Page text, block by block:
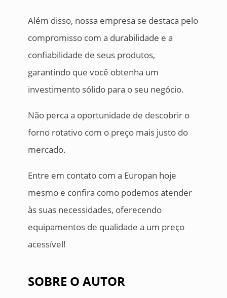
Além disso, nossa empresa se destaca pelo
compromisso com a durabilidade e a
confiabilidade de seus produtos,
garantindo que você obtenha um
investimento sólido para o seu negócio.
Não perca a oportunidade de descobrir o
forno rotativo com o preço mais justo do
mercado.
Entre em contato com a Europan hoje
mesmo e confira como podemos atender
às suas necessidades, oferecendo
equipamentos de qualidade a um preço
acessível!
SOBRE O AUTOR